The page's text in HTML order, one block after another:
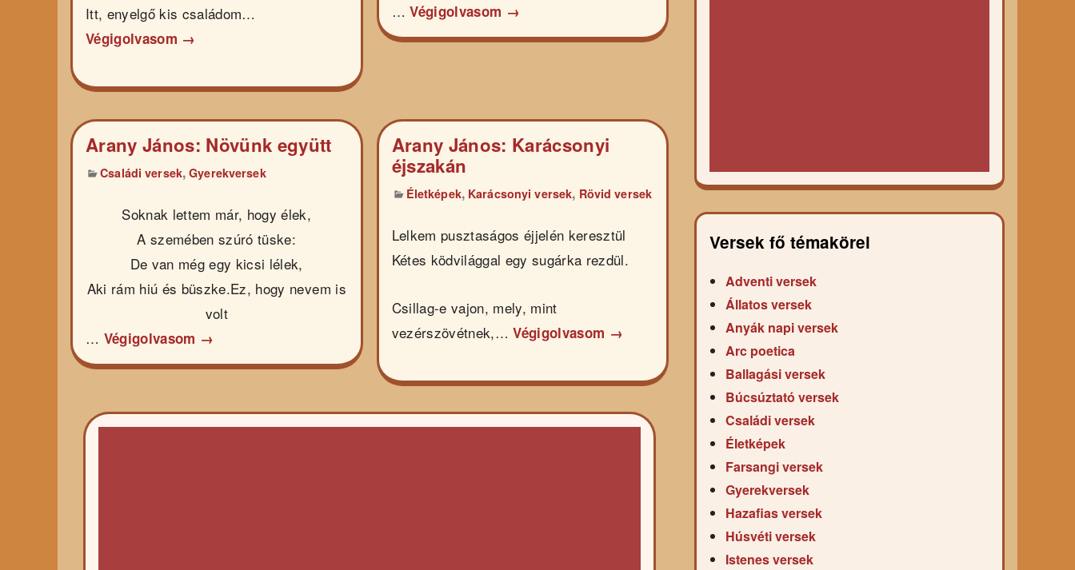
Itt, enyelgő kis családom…
Végigolvasom →
…Végigolvasom →
Arany János: Növünk együtt
Családi versek,Gyerekversek
Soknak lettem már, hogy élek,
A szemében szúró tüske:
De van még egy kicsi lélek,
Aki rám hiú és büszke.Ez, hogy nevem is
volt
… Végigolvasom →
Arany János: Karácsonyi
éjszakán
Életképek, Karácsonyi versek, Rövid versek
Lelkem pusztaságos éjjelén keresztül
Kétes ködvilággal egy sugárka rezdül.
Csillag-e vajon, mely, mint
vezérszövétnek,…Végigolvasom →
Versek fő témakörei
Adventi versek
Állatos versek
Anyák napi versek
Arc poetica
Ballagási versek
Búcsúztató versek
Családi versek
Életképek
Farsangi versek
Gyerekversek
Hazafias versek
Húsvéti versek
Istenes versek